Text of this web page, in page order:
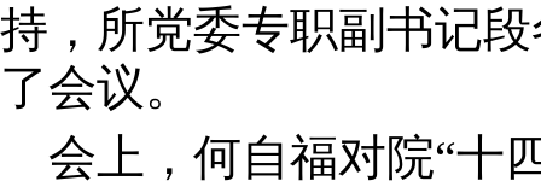
持，所党委专职副书记
了会议。
会上，何自福对院“十